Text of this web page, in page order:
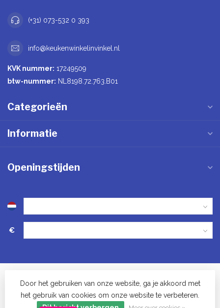
(+31) 073-532 0 393
info@keukenwinkelinvinkel.nl
KVK nummer: 17249509
btw-nummer: NL8198.72.763.B01
Categorieën
Informatie
Openingstijden
€
Door het gebruiken van onze website, ga je akkoord met
het gebruik van cookies om onze website te verbeteren.